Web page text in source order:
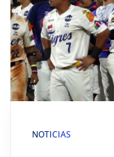
NOTICIAS